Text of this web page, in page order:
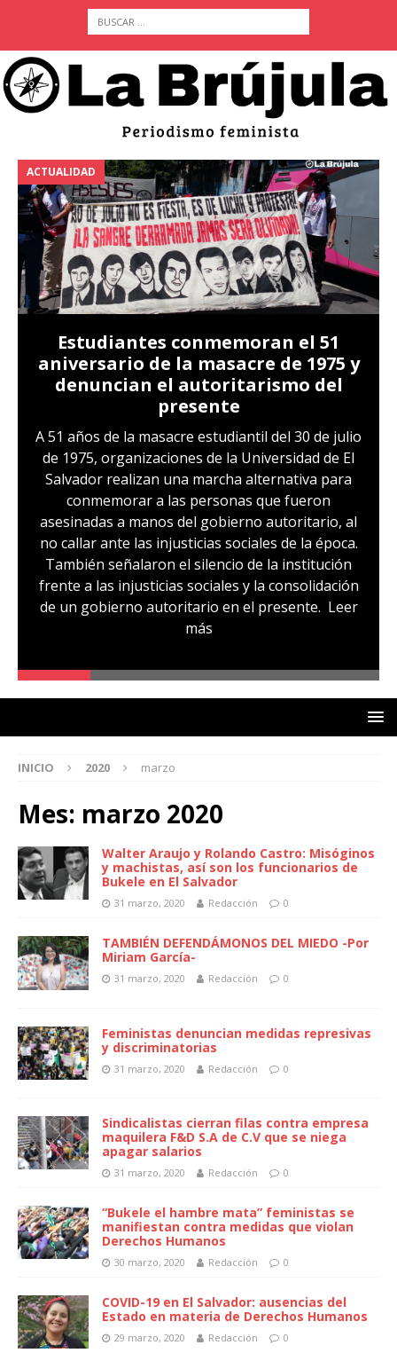
ACTUALIDAD
Estudiantes conmemoran el 51
aniversario de la masacre de 1975 y
denuncian el autoritarismo del
presente
A 51 años de la masacre estudiantil del 30 de julio
de 1975, organizaciones de la Universidad de El
Salvador realizan una marcha alternativa para
conmemorar a las personas que fueron
asesinadas a manos del gobierno autoritario, al
no callar ante las injusticias sociales de la época.
También señalaron el silencio de la institución
frente a las injusticias sociales y la consolidación
de un gobierno autoritario en el presente. Leer
más
INICIO 2020 marzo
Mes: marzo 2020
Walter Araujo y Rolando Castro: Misóginos
y machistas, así son los funcionarios de
Bukele en El Salvador
31 marzo, 2020 Redacción 0
TAMBIÉN DEFENDÁMONOS DEL MIEDO -Por
Miriam García-
31 marzo, 2020 Redacción 0
Feministas denuncian medidas represivas
y discriminatorias
31 marzo, 2020 Redacción 0
Sindicalistas cierran filas contra empresa
maquilera F&D S.A de C.V que se niega
apagar salarios
31 marzo, 2020 Redacción 0
“Bukele el hambre mata” feministas se
manifiestan contra medidas que violan
Derechos Humanos
30 marzo, 2020 Redacción 0
COVID-19 en El Salvador: ausencias del
Estado en materia de Derechos Humanos
29 marzo, 2020 Redacción 0